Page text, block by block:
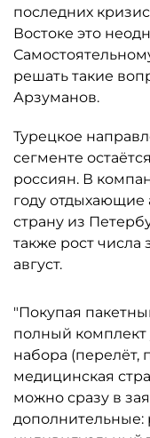
последних
Востоке это
решать такие
Арзуманов.
Турецкое
сегменте
россиян. В
году
страну из
также рост числа
август.
"Покупая
полный комплект
набора (перелёт,
медицинская
можно сразу в
дополнительные: